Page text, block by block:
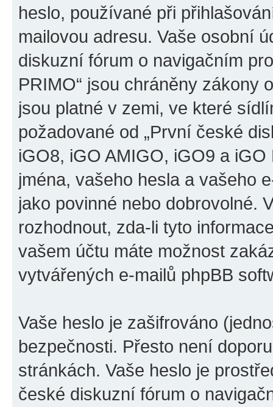
heslo, používané při
mailovou adresu. Vaše osobní
diskuzní fórum o navigačním
PRIMO“ jsou chráněny zákony
jsou platné v zemi, ve které
požadované od „První české
iGO8, iGO AMIGO, iGO9 a
jména, vašeho hesla a vašeho
jako povinné nebo dobrovolné.
rozhodnout, zda-li tyto
vašem účtu máte možnost
vytvářených e-mailů phpBB
Vaše heslo je zašifrováno
bezpečnosti. Přesto není
stránkách. Vaše heslo je
české diskuzní fórum o